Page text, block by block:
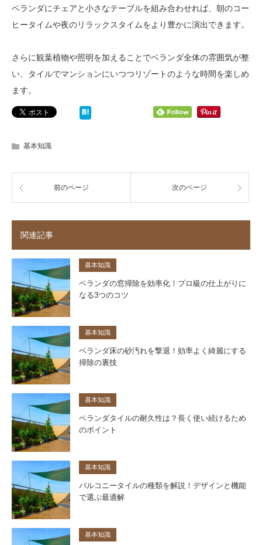
ベランダにチェアと小さなテーブルを組み合わせれば、朝のコー
ヒータイムや夜のリラックスタイムをより豊かに演出できます。
さらに観葉植物や照明を加えることでベランダ全体の雰囲気が整
い、タイルでマンションにいつつリゾートのような時間を楽しめ
ます。
基本知識
前のページ 次のページ
関連記事
基本知識
ベランダの窓掃除を効率化！プロ級の仕上がりに
なる3つのコツ
基本知識
ベランダ床の砂汚れを撃退！効率よく綺麗にする
掃除の裏技
基本知識
ベランダタイルの耐久性は？長く使い続けるため
のポイント
基本知識
バルコニータイルの種類を解説！デザインと機能
で選ぶ最適解
基本知識